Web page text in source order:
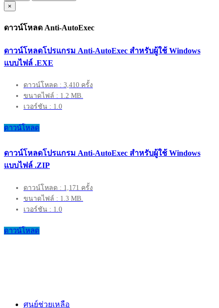
×
ดาวน์โหลด Anti-AutoExec
ดาวน์โหลดโปรแกรม Anti-AutoExec สำหรับผู้ใช้ Windows
แบบไฟล์ .EXE
ดาวน์โหลด : 3,410 ครั้ง
ขนาดไฟล์ : 1.2 MB.
เวอร์ชัน : 1.0
ดาวน์โหลด
ดาวน์โหลดโปรแกรม Anti-AutoExec สำหรับผู้ใช้ Windows
แบบไฟล์ .ZIP
ดาวน์โหลด : 1,171 ครั้ง
ขนาดไฟล์ : 1.3 MB.
เวอร์ชัน : 1.0
ดาวน์โหลด
ศูนย์ช่วยเหลือ